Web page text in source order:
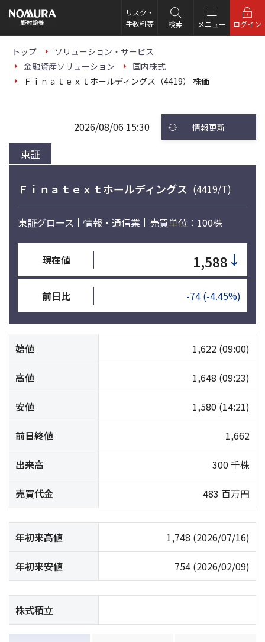
の
ー
リスク・
手数料等
検索 メニュー ログイン
トップ
ソリューション・サービス
金融資産ソリューション
国内株式
Ｆｉｎａｔｅｘｔホールディングス（4419） 株価
東証
2026/08/06 15:30 情報更新
Ｆｉｎａｔｅｘｔホールディングス (4419/T)
東証グロース 情報・通信業 売買単位：100株
現在値 1,588 ↓
前日比 -74 (-4.45%)
始値 1,622 (09:00)
高値 1,648 (09:23)
安値 1,580 (14:21)
前日終値 1,662
出来高 300 千株
売買代金 483 百万円
年初来高値 1,748 (2026/07/16)
年初来安値 754 (2026/02/09)
株式積立